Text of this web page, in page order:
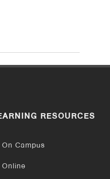
RESOURCES
On Campus
Online